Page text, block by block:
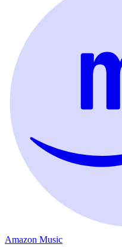
Amazon Music